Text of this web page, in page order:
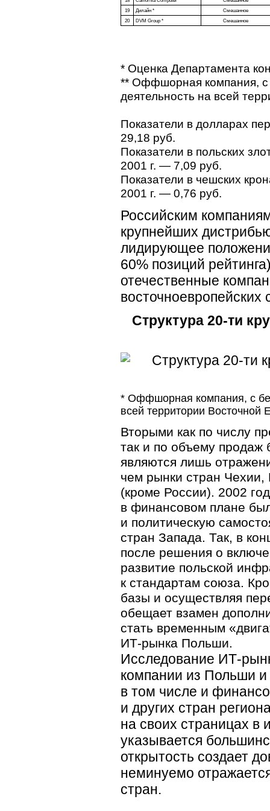
19
Дилайн *
Смешанное
20
DVM Group * Смешанное
* Оценка Департамента
** Оффшорная компания, с
деятельность на всей
Показатели в долларах
29,18 руб.
Показатели в польских
2001 г. — 7,09 руб.
Показатели в чешских
2001 г. — 0,76 руб.
Российским
крупнейших
лидирующее
60% позиций
отечественные
Структура20-ти
* Оффшорная компания, с
всей территории Восточной
Вторыми как по числу
так и по объему
являются лишь
чем рынки стран Чехии,
(кроме России). 2002
в финансовом плане
и политическую
стран Запада. Так, в
после решения о
развитие польской
к стандартам союза.
базы и осуществляя
обещает взамен
стать временным
ИТ-рынка Польши.
Исследование ИТ-
компании из Польши и
в том числе и
и других стран
на своих страницах в
указывается
открытость создает
неминуемо
стран.